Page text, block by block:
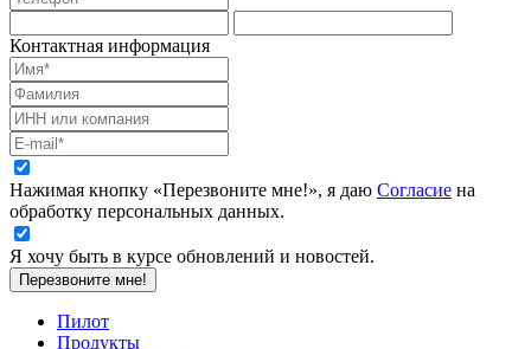
Контактная информация
Нажимая кнопку «Перезвоните мне!», я даю Согласие на
обработку персональных данных.
Я хочу быть в курсе обновлений и новостей.
Перезвоните мне!
Пилот
Продукты